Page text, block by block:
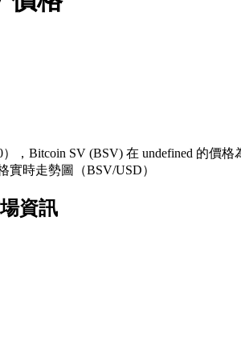
，Bitcoin SV (BSV) 在 undefined 的價格
實時走勢圖（BSV/USD）
資訊